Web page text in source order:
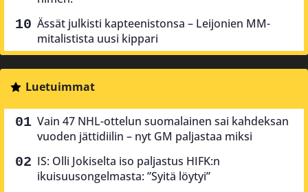
Ässät julkisti kapteenistonsa – Leijonien MM-
mitalistista uusi kippari
Luetuimmat
Vain 47 NHL-ottelun suomalainen sai kahdeksan
vuoden jättidiilin – nyt GM paljastaa miksi
IS: Olli Jokiselta iso paljastus HIFK:n
ikuisuusongelmasta: ”Syitä löytyi”